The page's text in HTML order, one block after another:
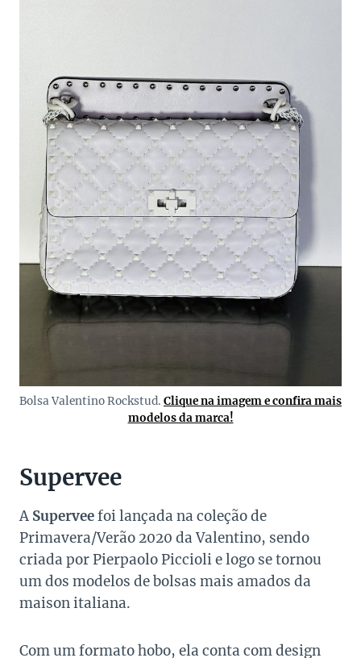
Bolsa Valentino Rockstud. Clique na imagem e confira mais
modelos da marca!
Supervee
A Superveefoi lançada na coleção de
Primavera/Verão 2020 da Valentino, sendo
criada por Pierpaolo Piccioli e logo se tornou
um dos modelos de bolsas mais amados da
maison italiana.
Com um formato hobo, ela conta com design